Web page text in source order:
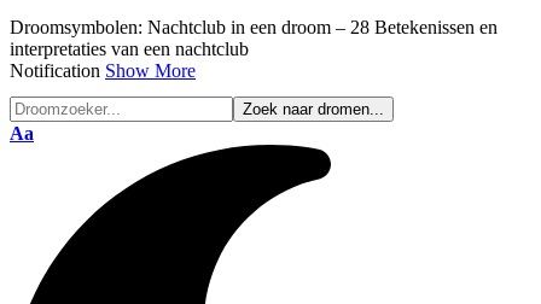
Droomsymbolen: Nachtclub in een droom – 28 Betekenissen en
interpretaties van een nachtclub
Notification Show More
Font
Aa